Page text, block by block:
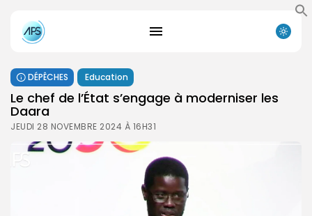
DÉPÊCHES Education
Le chef de l’État s’engage à moderniser les
Daara
JEUDI 28 NOVEMBRE 2024 À 16H31